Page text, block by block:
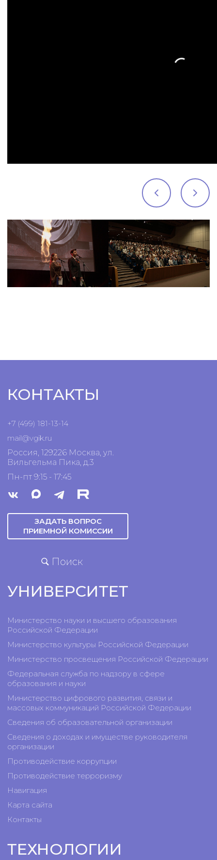
КОНТАКТЫ
+7 (499) 181-13-14
mail@vgik.ru
Россия, 129226 Москва, ул.
Вильгельма Пика, д.3
Пн-пт 9:15 - 17:45
ЗАДАТЬ ВОПРОС
ПРИЕМНОЙ КОМИССИИ
Поиск
УНИВЕРСИТЕТ
Министерство науки и высшего образования
Российской Федерации
Министерство культуры Российской Федерации
Министерство просвещения Российской Федерации
Федеральная служба по надзору в сфере
образования и науки
Министерство цифрового развития, связи и
массовых коммуникаций Российской Федерации
Сведения об образовательной организации
Сведения о доходах и имуществе руководителя
организации
Противодействие коррупции
Противодействие терроризму
Навигация
Карта сайта
Контакты
ТЕХНОЛОГИИ